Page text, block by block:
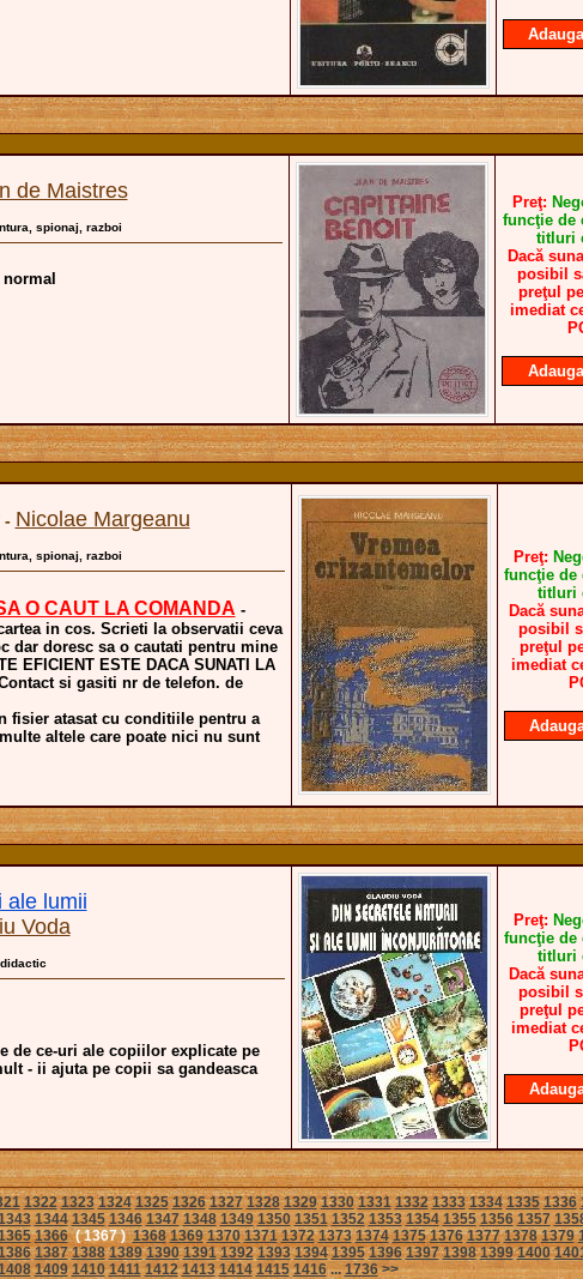
de Maistres
spionaj, razboi
Preţ:
funcţie de
titluri
Dacă
posibil
preţul
imediat
- Nicolae Margeanu
spionaj, razboi
O CAUT LA COMANDA -
in cos. Scrieti la observatii ceva
dar doresc sa o cautati pentru mine
EFICIENT ESTE DACA SUNATI LA
si gasiti nr de telefon. de
fisier atasat cu conditiile pentru a
altele care poate nici nu sunt
Preţ:
funcţie de
titluri
Dacă
posibil
preţul
imediat
ale lumii
Voda
de ce-uri ale copiilor explicate pe
- ii ajuta pe copii sa gandeasca
Preţ:
funcţie de
titluri
Dacă
posibil
preţul
imediat
1322 1323 1324 1325 1326 1327 1328 1329 1330 1331 1332 1333 1334 1335 1336
1344 1345 1346 1347 1348 1349 1350 1351 1352 1353 1354 1355 1356 1357
1366 ( 1367 ) 1368 1369 1370 1371 1372 1373 1374 1375 1376 1377 1378 1379
1387 1388 1389 1390 1391 1392 1393 1394 1395 1396 1397 1398 1399 1400
1409 1410 1411 1412 1413 1414 1415 1416...1736>>